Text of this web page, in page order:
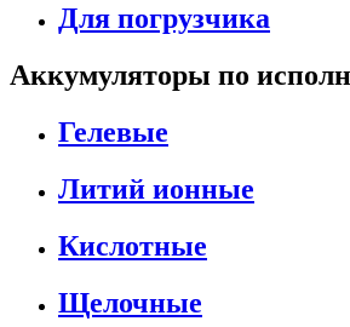
Для погрузчика
Аккумуляторы по
Гелевые
Литий ионные
Кислотные
Щелочные